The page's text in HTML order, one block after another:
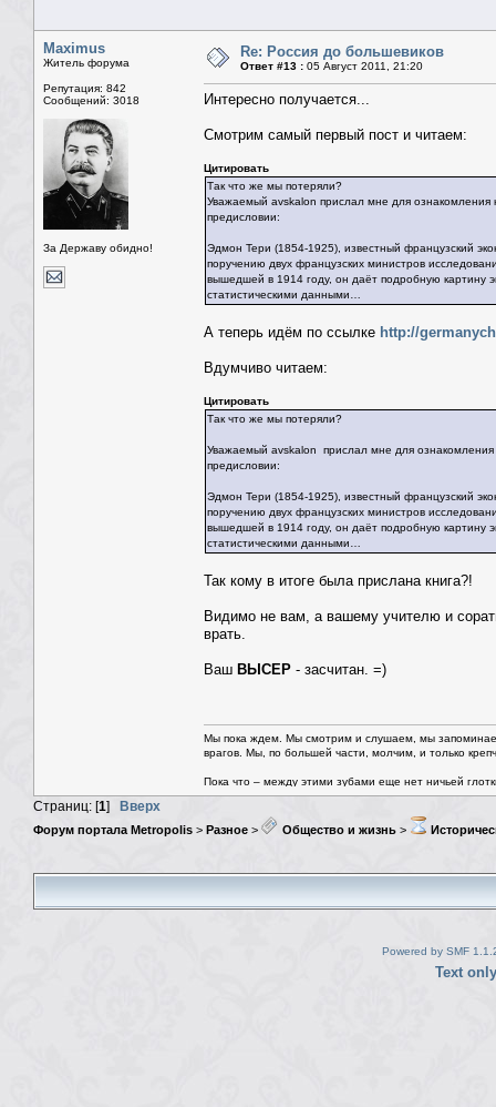
Maximus
Житель форума
Репутация: 842
Сообщений: 3018
За Державу обидно!
Re: Россия до большевиков
Ответ #13 : 05 Август 2011, 21:20
Интересно получается...
Смотрим самый первый пост и читаем:
Цитировать
Так что же мы потеряли?
Уважаемый avskalon прислал мне для ознакомления
предисловии:
Эдмон Тери (1854-1925), известный французский
поручению двух французских министров
вышедшей в 1914 году, он даёт подробную картину
статистическими данными…
А теперь идём по ссылке http://
Вдумчиво читаем:
Цитировать
Так что же мы потеряли?
Уважаемый avskalon прислал мне для
предисловии:
Эдмон Тери (1854-1925), известный французский
поручению двух французских министров
вышедшей в 1914 году, он даёт подробную картину
статистическими данными…
Так кому в итоге была прислана книга?!
Видимо не вам, а вашему учителю и
врать.
Ваш ВЫСЕР - засчитан. =)
Мы пока ждем. Мы смотрим и слушаем, мы
врагов. Мы, по большей части, молчим, и только
Пока что – между этими зубами еще нет ничьей
Страниц: [1] Вверх
Форум портала Metropolis > Разное > Общество и жизнь >
Powered by SMF
Text